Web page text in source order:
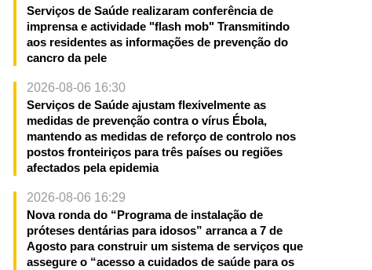
Serviços de Saúde realizaram conferência de
imprensa e actividade "flash mob" Transmitindo
aos residentes as informações de prevenção do
cancro da pele
2026-08-06 16:30
Serviços de Saúde ajustam flexivelmente as
medidas de prevenção contra o vírus Ébola,
mantendo as medidas de reforço de controlo nos
postos fronteiriços para três países ou regiões
afectados pela epidemia
2026-08-06 16:29
Nova ronda do “Programa de instalação de
próteses dentárias para idosos” arranca a 7 de
Agosto para construir um sistema de serviços que
assegure o “acesso a cuidados de saúde para os